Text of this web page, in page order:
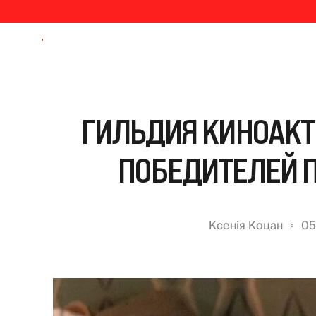
ГИЛЬДИЯ
ПОБЕДИТЕЛЕЙ
Ксенія Коцан